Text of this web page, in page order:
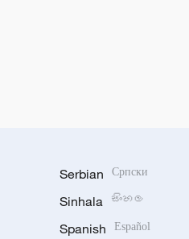
Serbian Српски
Sinhala සිංහල
Spanish Español